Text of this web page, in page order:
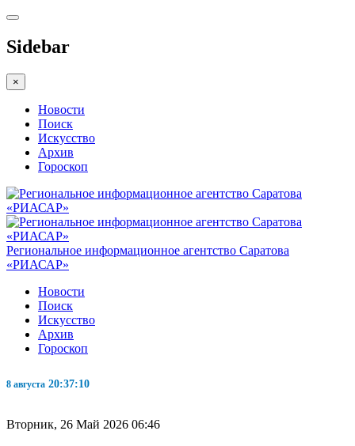
Sidebar
×
Новости
Поиск
Искусство
Архив
Гороскоп
Региональное информационное агентство Саратова
«РИАСАР»
Новости
Поиск
Искусство
Архив
Гороскоп
8 августа 20:37:11
Вторник, 26 Май 2026 06:46